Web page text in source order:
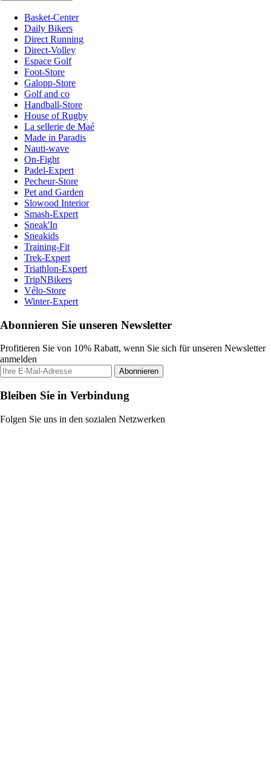
Basket-Center
Daily Bikers
Direct Running
Direct-Volley
Espace Golf
Foot-Store
Galopp-Store
Golf and co
Handball-Store
House of Rugby
La sellerie de Maé
Made in Paradis
Nauti-wave
On-Fight
Padel-Expert
Pecheur-Store
Pet and Garden
Slowood Interior
Smash-Expert
Sneak'In
Sneakids
Training-Fit
Trek-Expert
Triathlon-Expert
TripNBikers
Vélo-Store
Winter-Expert
Abonnieren Sie unseren Newsletter
Profitieren Sie von 10% Rabatt, wenn Sie sich für unseren Newsletter
anmelden
Abonnieren
Bleiben Sie in Verbindung
Folgen Sie uns in den sozialen Netzwerken